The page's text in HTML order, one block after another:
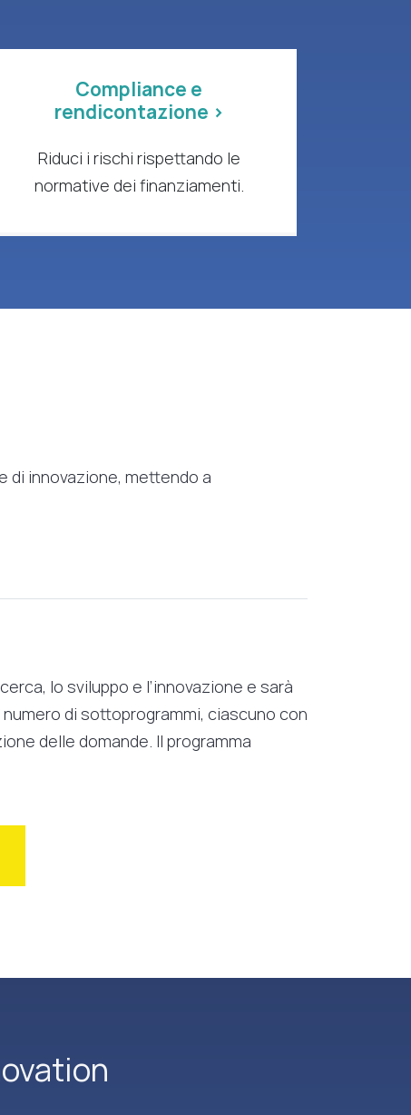
Compliance e
rendicontazione >
Riduci i rischi rispettando le
normative dei finanziamenti.
di innovazione, mettendo a
lo sviluppo e l’innovazione e sarà
numero di sottoprogrammi, ciascuno con
delle domande. Il programma